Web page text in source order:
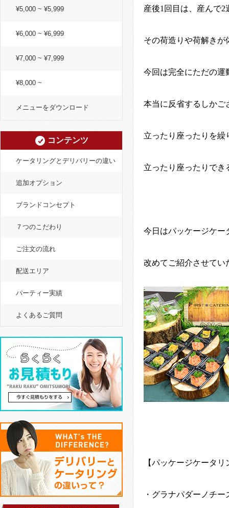
産後1 回目は、産んで2
その荷造りや荷解きが
今回は完全にただの運
本当に反省するしかご
立ったり座ったりを
立ったり座ったりで
今日はパッケージケー
改めてご紹介させてい
【パッケージケータ
・グラナパダーノチ
¥5,000 ~ ¥5,999
¥6,000 ~ ¥6,999
¥7,000 ~ ¥7,999
¥8,000 ~
メニューをダウンロード
コンテンツ
ケータリングとデリバリーの違い
追加オプション
ブランドコンセプト
７つのこだわり
ご注文の流れ
配送エリア
パーティー実績
よくあるご質問